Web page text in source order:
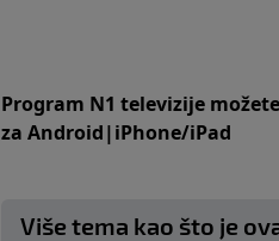
Program N1 televizije
za Android|iPhone/iPad
Više tema kao što je